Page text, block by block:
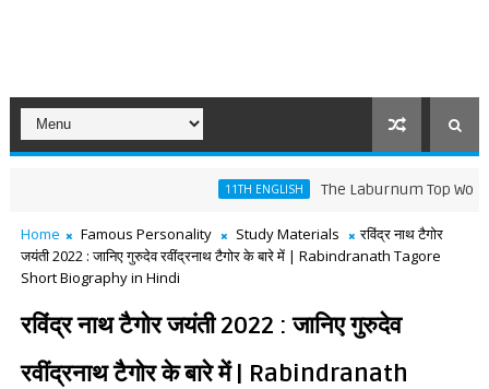
11TH ENGLISH The Laburnum Top Words
Home Famous Personality Study Materials
रविंद्र नाथ टैगोर
जयंती 2022 : जानिए गुरुदेव रवींद्रनाथ टैगोर के बारे में | Rabindranath Tagore
Short Biography in Hindi
रविंद्र नाथ टैगोर जयंती 2022 : जानिए गुरुदेव
रवींद्रनाथ टैगोर के बारे में | Rabindranath